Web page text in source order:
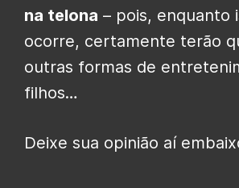
na telona – pois, enquanto
ocorre, certamente terão
outras formas de
filhos…
Deixe sua opinião aí